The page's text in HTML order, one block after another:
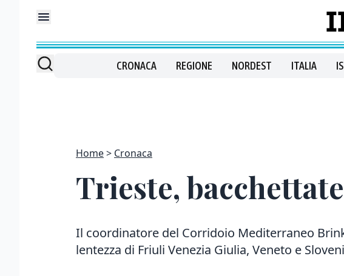
CRONACA REGIONE NORDEST ITALIA
Home Cronaca
Trieste,
Il coordinatore del Corridoio Mediterraneo
lentezza di Friuli Venezia Giulia, Veneto e